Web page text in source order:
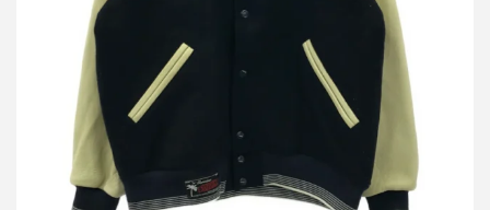
買取金額24,000円